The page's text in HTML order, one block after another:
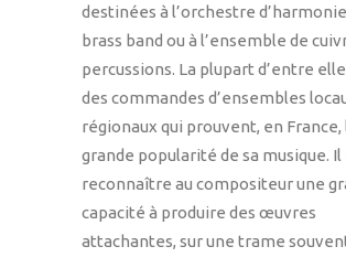
destinées à l’orchestre
brass band ou à l’ensemble de
percussions. La plupart d’entre
des commandes d’ensembles
régionaux qui prouvent, en France,
grande popularité de sa musique. Il
reconnaître au compositeur une
capacité à produire des œuvres
attachantes, sur une trame